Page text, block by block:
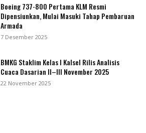
Boeing 737-800 Pertama KLM Resmi
Dipensiunkan, Mulai Masuki Tahap Pembaruan
Armada
7 Desember 2025
BMKG Staklim Kelas I Kalsel Rilis Analisis
Cuaca Dasarian II–III November 2025
22 November 2025